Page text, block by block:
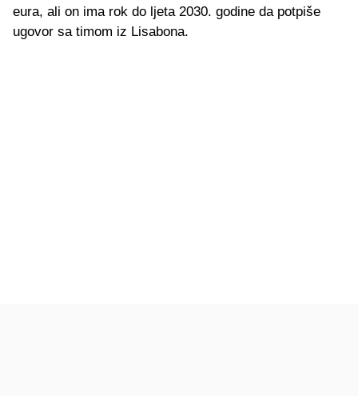
eura, ali on ima rok do ljeta 2030. godine da potpiše
ugovor sa timom iz Lisabona.